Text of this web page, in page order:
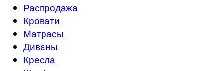
Распродажа
Кровати
Матрасы
Диваны
Кресла